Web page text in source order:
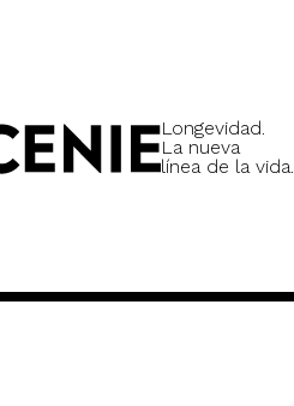
Longevidad.
La nueva
línea de la vida.